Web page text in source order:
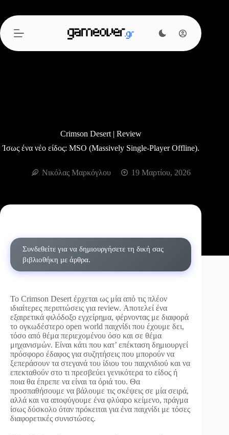
περιεχόμενο
Crimson Desert | Review
Ίσως ένα νέο είδος: MSO (Massively Single-Player Offline).
Νικόλας Μαρκόγλου 19 Μαρτίου, 2026
Συνδεθείτε για να δημιουργήσετε τη δική σας
βιβλιοθήκη με άρθρα.
To Crimson Desert έρχεται ως μία από τις πλέον
ιδιαίτερες περιπτώσεις για review. Αποτελεί ένα
εξαιρετικά φιλόδοξο εγχείρημα, φέρνοντας με διαφορά
το ογκωδέστερο open world παιχνίδι που έχουμε δει,
τόσο από θέμα περιεχομένου όσο και σε θέμα
μηχανισμών. Είναι κάτι που κατ’ επέκταση δημιουργεί
πρόσφορο έδαφος για συζητήσεις που μπορούν να
ξεπεράσουν τα στεγανά του ίδιου του παιχνιδιού και να
επεκταθούν στο τι πρεσβεύει γενικότερα το είδος ή
ποια θα έπρεπε να είναι τα όριά του. Θα
προσπαθήσουμε να βάλουμε τις σκέψεις σε μία σειρά,
αλλά και να αποφύγουμε ένα φλύαρο κείμενο, πράγμα
ίσως δύσκολο όταν πρόκειται για ένα παιχνίδι με τόσες
διαφορετικές συνιστώσες.